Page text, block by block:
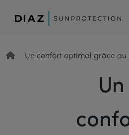
Un confort optimal grâce
Un